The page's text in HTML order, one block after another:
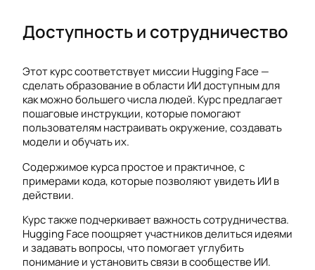
Доступность и сотрудничество
Этот курс соответствует миссии Hugging Face —
сделать образование в области ИИ доступным для
как можно большего числа людей. Курс предлагает
пошаговые инструкции, которые помогают
пользователям настраивать окружение, создавать
модели и обучать их.
Содержимое курса простое и практичное, с
примерами кода, которые позволяют увидеть ИИ в
действии.
Курс также подчеркивает важность сотрудничества.
Hugging Face поощряет участников делиться идеями
и задавать вопросы, что помогает углубить
понимание и установить связи в сообществе ИИ.